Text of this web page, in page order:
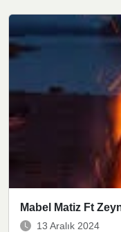
Mabel Matiz Ft
13 Aralık 2024